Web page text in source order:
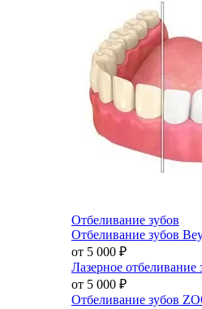
Отбеливание зубов
Отбеливание зубов
от 5 000 ₽
Лазерное отбеливание
от 5 000 ₽
Отбеливание зубов